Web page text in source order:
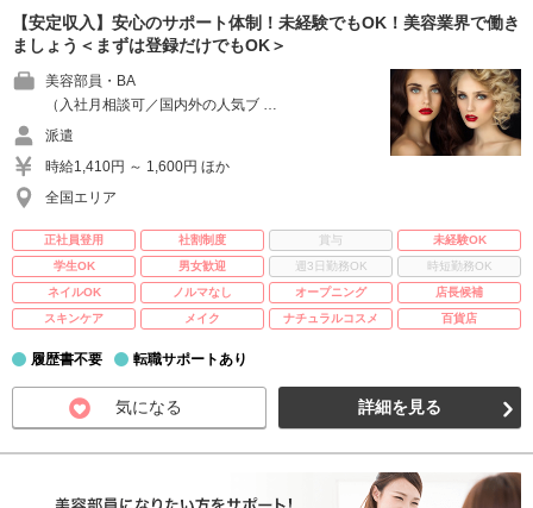
【安定収入】安心のサポート体制！未経験でもOK！美容業界で働き
ましょう＜まずは登録だけでもOK＞
美容部員・BA
（入社月相談可／国内外の人気ブ …
派遣
時給1,410円 ～ 1,600円 ほか
全国エリア
正社員登用 社割制度 賞与
未経験OK
学生OK
男女歓迎 週3日勤務OK
時短勤務OK
ネイルOK
ノルマなし オープニング
店長候補
スキンケア
メイク ナチュラルコスメ 百貨店
履歴書不要 転職サポートあり
気になる 詳細を見る